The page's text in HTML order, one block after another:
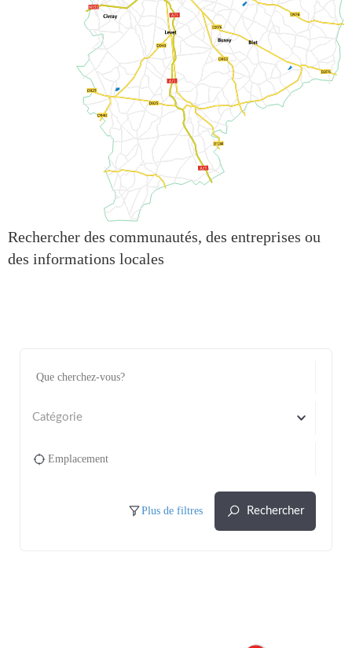
Rechercher des communautés, des entreprises ou
des informations locales
Catégorie
Plus de filtres Rechercher